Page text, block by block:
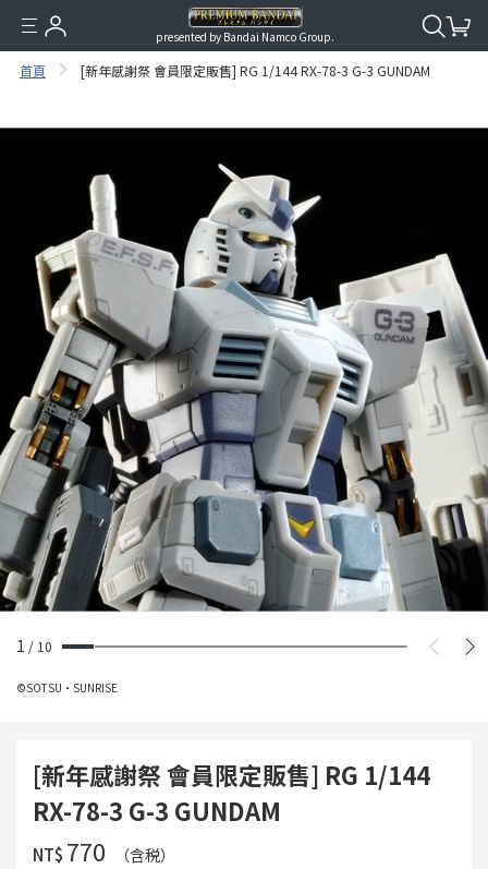
presented by Bandai Namco Group.
首頁 [新年感謝祭 會員限定販售] RG 1/144 RX-78-3 G-3 GUNDAM
1 / 10
©SOTSU・SUNRISE
[新年感謝祭 會員限定販售] RG 1/144
RX-78-3 G-3 GUNDAM
NT$ ‌770 （含税）